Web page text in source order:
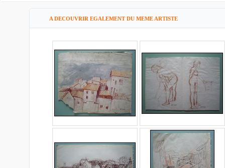
A DECOUVRIR EGALEMENT DU MEME ARTISTE